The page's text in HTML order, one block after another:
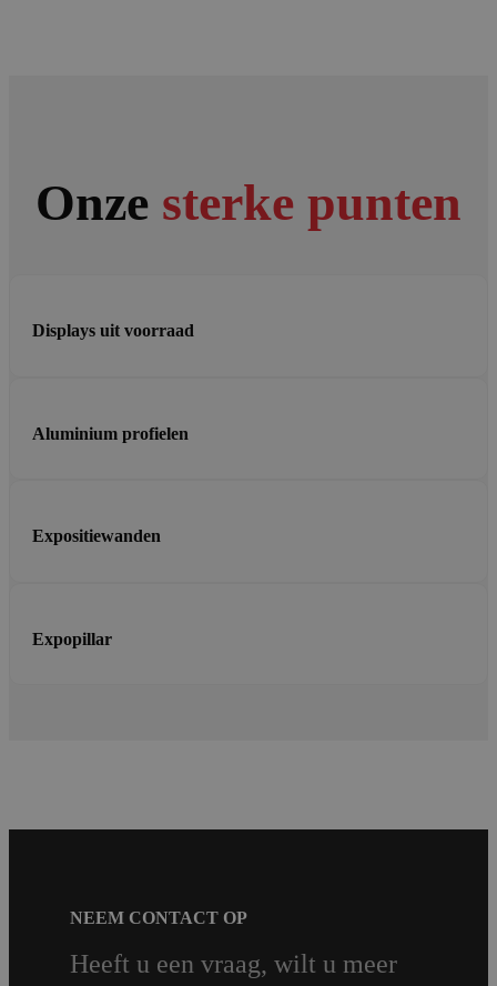
Onze sterke punten
Displays uit voorraad
Aluminium profielen
Expositiewanden
Expopillar
NEEM CONTACT OP
Heeft u een vraag, wilt u meer